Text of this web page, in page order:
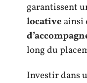
garantissent
locative ainsi
long du
Investir dans